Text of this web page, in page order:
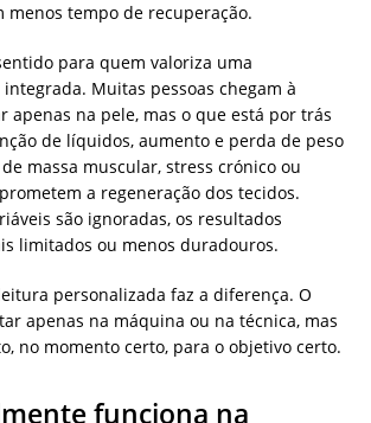
menos tempo de recuperação.
para quem valoriza uma
Muitas pessoas chegam à
apenas na pele, mas o que está por trás
de líquidos, aumento e perda de peso
massa muscular, stress crónico ou
a regeneração dos tecidos.
são ignoradas, os resultados
limitados ou menos duradouros.
personalizada faz a diferença. O
apenas na máquina ou na técnica, mas
no momento certo, para o objetivo certo.
funciona na